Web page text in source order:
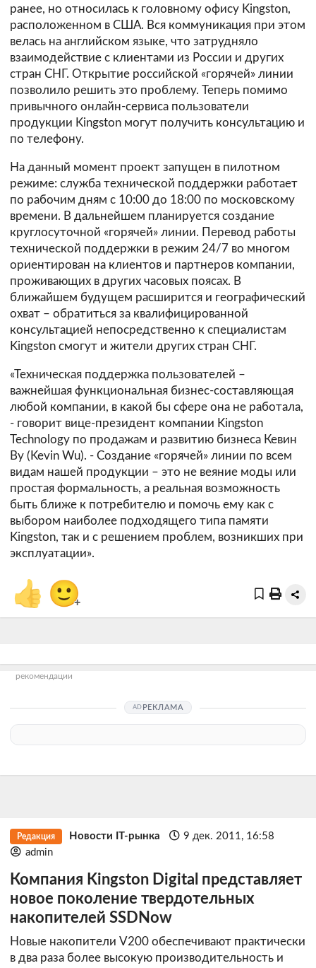
ранее, но относилась к головному офису Kingston,
расположенном в США. Вся коммуникация при этом
велась на английском языке, что затрудняло
взаимодействие с клиентами из России и других
стран СНГ. Открытие российской «горячей» линии
позволило решить это проблему. Теперь помимо
привычного онлайн-сервиса пользователи
продукции Kingston могут получить консультацию и
по телефону.
На данный момент проект запущен в пилотном
режиме: служба технической поддержки работает
по рабочим дням с 10:00 до 18:00 по московскому
времени. В дальнейшем планируется создание
круглосуточной «горячей» линии. Перевод работы
технической поддержки в режим 24/7 во многом
ориентирован на клиентов и партнеров компании,
проживающих в других часовых поясах. В
ближайшем будущем расширится и географический
охват – обратиться за квалифицированной
консультацией непосредственно к специалистам
Kingston смогут и жители других стран СНГ.
«Техническая поддержка пользователей –
важнейшая функциональная бизнес-составляющая
любой компании, в какой бы сфере она не работала,
- говорит вице-президент компании Kingston
Technology по продажам и развитию бизнеса Кевин
Ву (Kevin Wu). - Создание «горячей» линии по всем
видам нашей продукции – это не веяние моды или
простая формальность, а реальная возможность
быть ближе к потребителю и помочь ему как с
выбором наиболее подходящего типа памяти
Kingston, так и с решением проблем, возникших при
эксплуатации».
👍 🙂+
рекомендации
РЕКЛАМА
Редакция Новости IT-рынка
9 дек. 2011, 16:58
admin
Компания Kingston Digital представляет
новое поколение твердотельных
накопителей SSDNow
Новые накопители V200 обеспечивают практически
в два раза более высокую производительность и